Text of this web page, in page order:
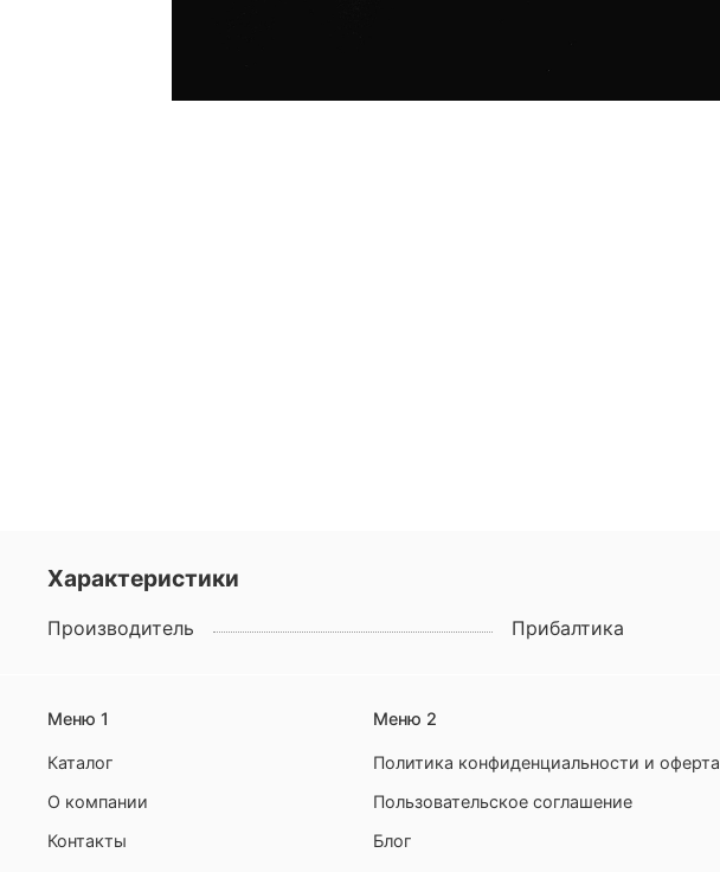
Характеристики
Производитель Прибалтика
Меню 1
Каталог
О компании
Контакты
Меню 2
Политика конфиденциальности и оферта
Пользовательское соглашение
Блог